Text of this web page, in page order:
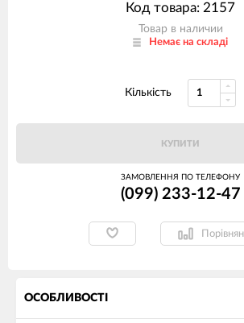
Код товара: 2157
Товар в наличии
Немає на складі
Кількість
КУПИТИ
ЗАМОВЛЕННЯ ПО ТЕЛЕФОНУ
(099) 233-12-47
ОСОБЛИВОСТІ